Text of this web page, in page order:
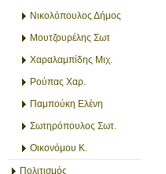
Νικολόπουλος Δήμος
Μουτζουρέλης Σωτ
Χαραλαμπίδης Μιχ.
Ρούπας Χαρ.
Παμπούκη Ελένη
Σωτηρόπουλος Σωτ.
Οικονόμου Κ.
Πολιτισμός